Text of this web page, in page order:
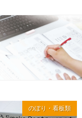
のぼり・看板類